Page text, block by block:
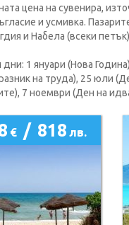
цена на сувенира,
и усмивка.
и Набела (всеки
1 януари (Нова
на труда), 25 юли
7 ноември (Ден на
€ / 818 лв.